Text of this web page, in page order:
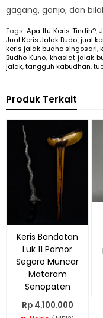
gagang, gonjo, dan
Tags:Apa Itu Keris Tindih?,
Jual Keris Jalak Budo,jual
keris jalak budho singosari,
Budho Kuno, khasiat jalak
jalak,tangguh kabudhan,
Produk Terkait
Keris Bandotan
Luk 11 Pamor
Segoro Muncar
Mataram
Senopaten
Rp 4.100.000